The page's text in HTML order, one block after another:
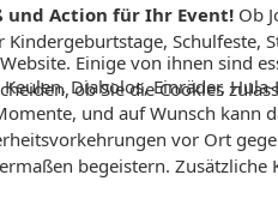
und Action für Ihr Event! Ob
Schulfeste,
Diabolos, Einräder,
und auf Wunsch kann
vor Ort
begeistern.
Einige von ihnen sind
ob Sie die Cookies